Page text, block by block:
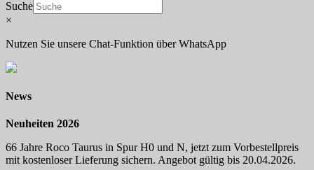
Suche
×
Nutzen Sie unsere Chat-Funktion über WhatsApp
News
Neuheiten 2026
66 Jahre Roco Taurus in Spur H0 und N, jetzt zum Vorbestellpreis
mit kostenloser Lieferung sichern. Angebot gültig bis 20.04.2026.